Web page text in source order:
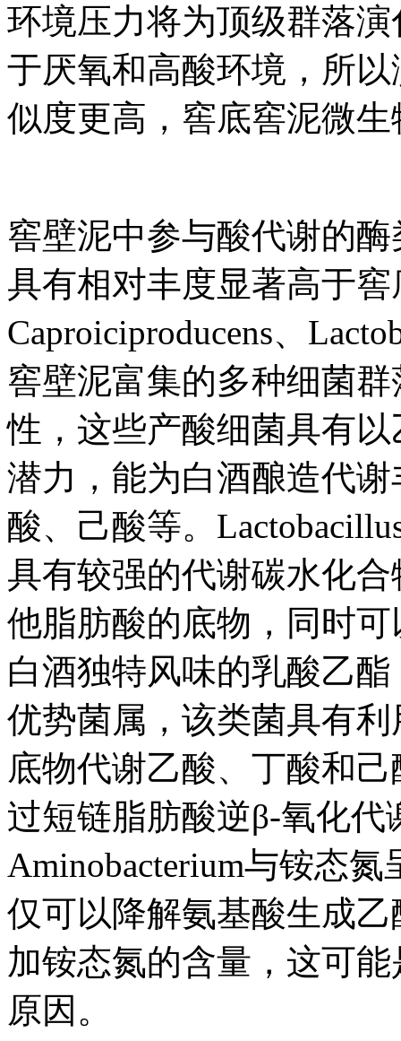
环境压力将为顶级群落
于厌氧和高酸环境，所
似度更高，窖底窖泥微
窖壁泥中参与酸代谢的
具有相对丰度显著高于
Caproiciproducens、
窖壁泥富集的多种细菌
性，这些产酸细菌具有
潜力，能为白酒酿造代
酸、己酸等。
具有较强的代谢碳水化
他脂肪酸的底物，同时
白酒独特风味的乳酸乙酯
优势菌属，该类菌具有
底物代谢乙酸、丁酸和
过短链脂肪酸逆β-氧化
Aminobacterium与铵态
仅可以降解氨基酸生成
加铵态氮的含量，这可
原因。